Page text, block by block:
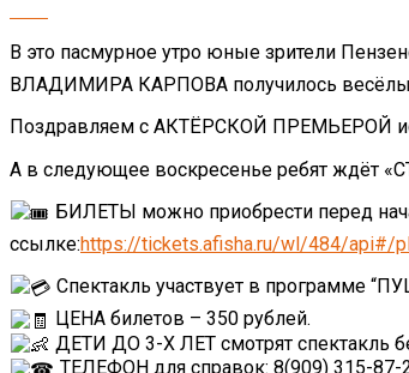
В это пасмурное утро юные зрители
ВЛАДИМИРА КАРПОВА получилось
Поздравляем с АКТËРСКОЙ ПРЕМЬЕРОЙ
А в следующее воскресенье ребят
БИЛЕТЫ можно приобрести перед
ссылке:https://tickets.afisha.ru/wl/484/api#/
Спектакль участвует в программе
ЦЕНА билетов – 350 рублей.
ДЕТИ ДО 3-Х ЛЕТ смотрят спектакль
ТЕЛЕФОН для справок: 8(909) 315-87-